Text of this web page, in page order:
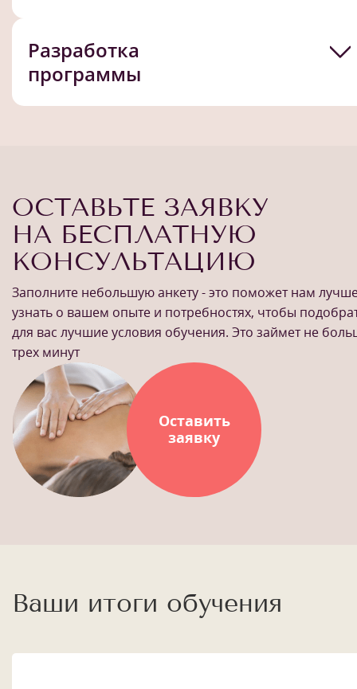
Разработка
программы
ОСТАВЬТЕ ЗАЯВКУ
НА БЕСПЛАТНУЮ
КОНСУЛЬТАЦИЮ
Заполните небольшую анкету - это поможет нам
узнать о вашем опыте и потребностях, чтобы
для вас лучшие условия обучения. Это займет не
трех минут
Оставить
заявку
Ваши итоги обучения